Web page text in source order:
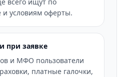
и условиям оферты.
при заявке
и МФО пользователи
платные галочки,